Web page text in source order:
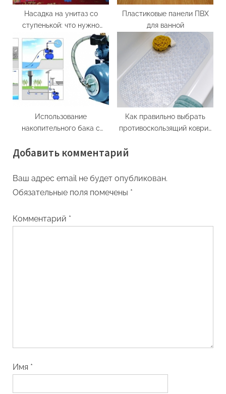
Насадка на унитаз со
ступенькой: что нужно
знать
Пластиковые панели ПВХ
для ванной
Использование
накопительного бака с
Как правильно выбрать
противоскользящий коврик
Добавить комментарий
Ваш адрес email не будет опубликован.
Обязательные поля помечены *
Комментарий *
Имя *